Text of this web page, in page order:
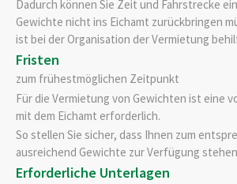
Dadurch können Sie Zeit und Fahrstrecke
Gewichte nicht ins Eichamt zurückbringen
ist bei der Organisation der Vermietung
Fristen
zum frühestmöglichen Zeitpunkt
Für die Vermietung von Gewichten ist eine
mit dem Eichamt erforderlich.
So stellen Sie sicher, dass Ihnen zum
ausreichend Gewichte zur Verfügung
Erforderliche Unterlagen